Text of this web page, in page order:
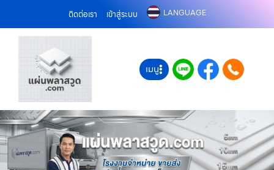
ติดต่อเรา เข้าสู่ระบบ LANGUAGE
เมนู